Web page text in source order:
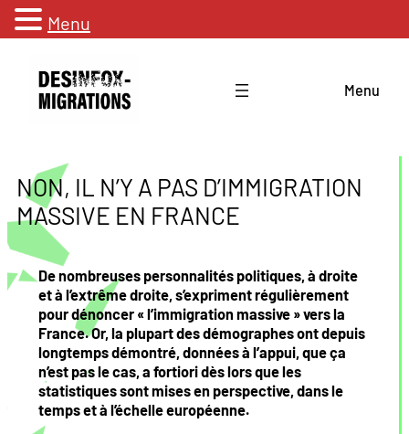
contenu
Menu
NON, IL N’Y A PAS D’IMMIGRATION
MASSIVE EN FRANCE
De nombreuses personnalités politiques, à droite
et à l’extrême droite, s’expriment régulièrement
pour dénoncer « l’immigration massive » vers la
France. Or, la plupart des démographes ont depuis
longtemps démontré, données à l’appui, que ça
n’est pas le cas, a fortiori dès lors que les
statistiques sont mises en perspective, dans le
temps et à l’échelle européenne.
Menu